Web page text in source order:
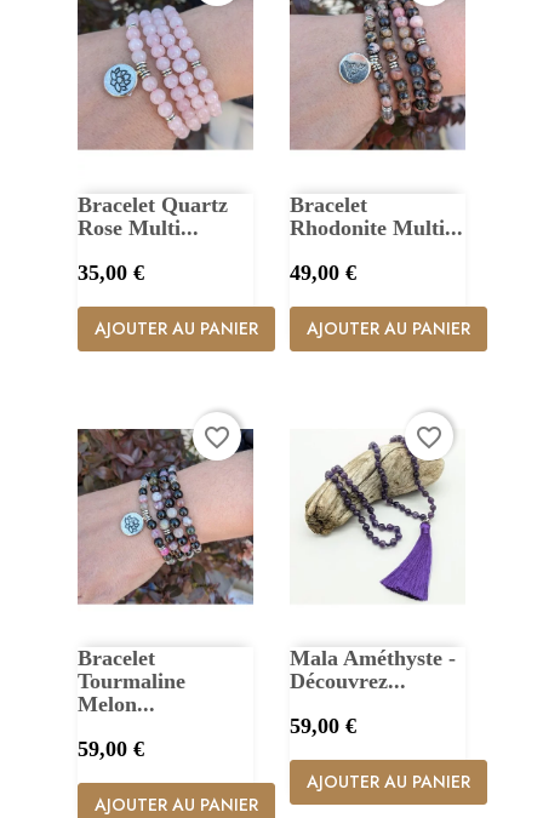
Bracelet Quartz
Rose Multi...
Prix
35,00 €
AJOUTER AU PANIER
Bracelet
Rhodonite Multi...
Prix
49,00 €
AJOUTER AU PANIER
Bracelet
Tourmaline
Melon...
Prix
59,00 €
AJOUTER AU PANIER
favorite_border
Mala Améthyste -
Découvrez...
Prix
59,00 €
AJOUTER AU PANIER
favorite_border